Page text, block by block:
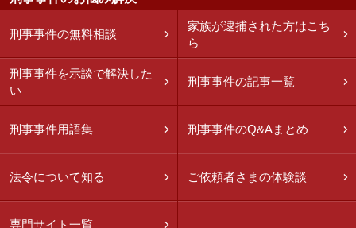
刑事事件の無料相談
家族が逮捕された方はこち
ら
刑事事件を示談で解決した
い
刑事事件の記事一覧
刑事事件用語集 刑事事件のQ&Aまとめ
法令について知る ご依頼者さまの体験談
専門サイト一覧